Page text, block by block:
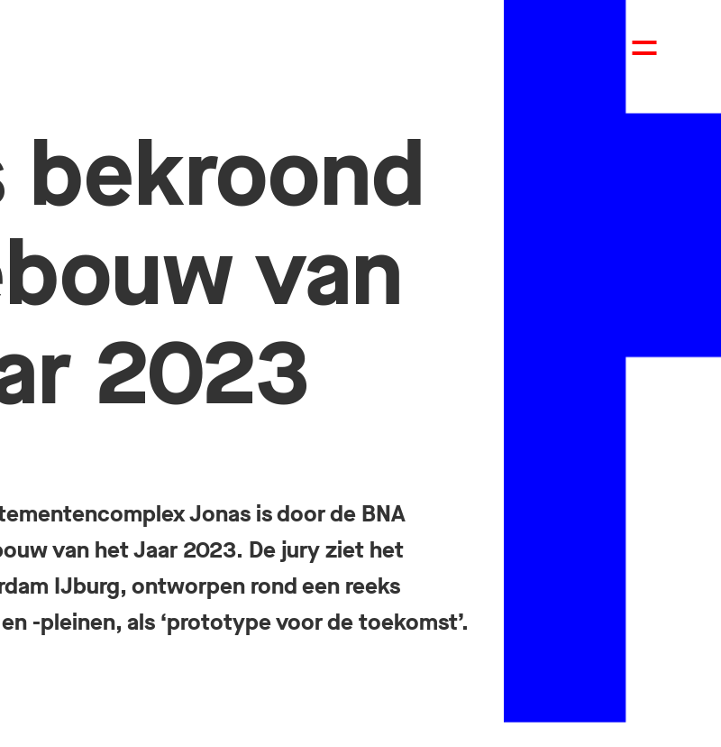
bekroond
van
2023
Jonas is door de BNA
van het Jaar 2023. De jury ziet het
IJburg, ontworpen rond een reeks
-pleinen, als ‘prototype voor de toekomst’.